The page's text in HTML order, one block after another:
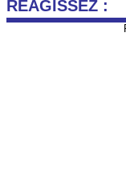
REAGISSEZ :